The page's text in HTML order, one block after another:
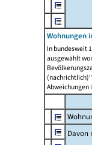
Wohnungen
In bundesweit
ausgewählt
Abweichungen
Davon